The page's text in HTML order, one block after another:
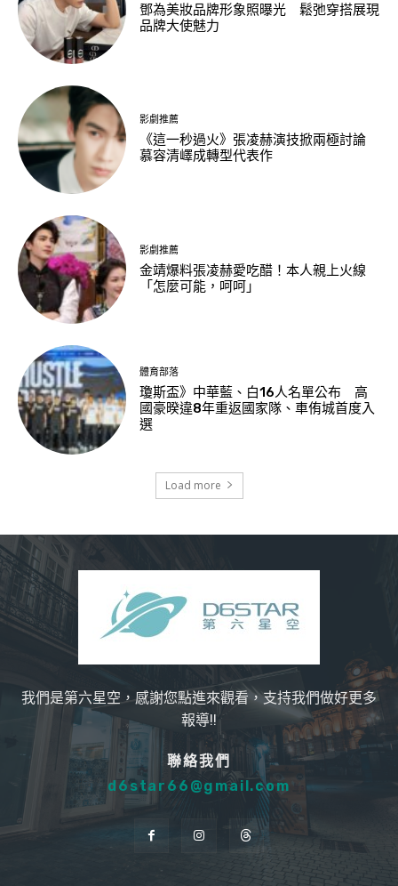
鄧為美妝品牌形象照曝光 鬆弛穿搭展現
品牌大使魅力
影劇推薦
《這一秒過火》張凌赫演技掀兩極討論
慕容清嶧成轉型代表作
影劇推薦
金靖爆料張凌赫愛吃醋！本人親上火線
「怎麼可能，呵呵」
體育部落
瓊斯盃》中華藍、白16人名單公布 高
國豪暌違8年重返國家隊、車侑城首度入
選
Load more
我們是第六星空，感謝您點進來觀看，支持我們做好更多
報導!!
聯絡我們
d6star66@gmail.com